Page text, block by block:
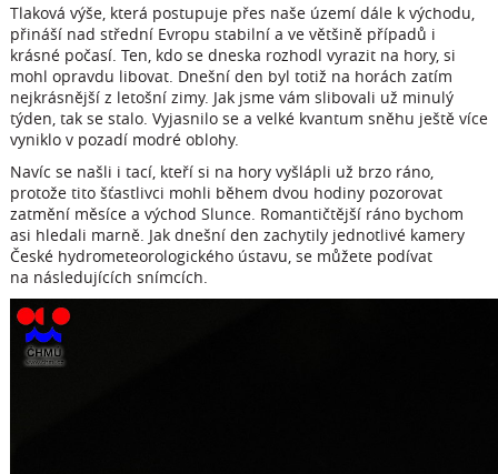
Tlaková výše, která postupuje přes naše území dále k východu,
přináší nad střední Evropu stabilní a ve většině případů i
krásné počasí. Ten, kdo se dneska rozhodl vyrazit na hory, si
mohl opravdu libovat. Dnešní den byl totiž na horách zatím
nejkrásnější z letošní zimy. Jak jsme vám slibovali už minulý
týden, tak se stalo. Vyjasnilo se a velké kvantum sněhu ještě více
vyniklo v pozadí modré oblohy.
Navíc se našli i tací, kteří si na hory vyšlápli už brzo ráno,
protože tito šťastlivci mohli během dvou hodiny pozorovat
zatmění měsíce a východ Slunce. Romantičtější ráno bychom
asi hledali marně. Jak dnešní den zachytily jednotlivé kamery
České hydrometeorologického ústavu, se můžete podívat
na následujících snímcích.